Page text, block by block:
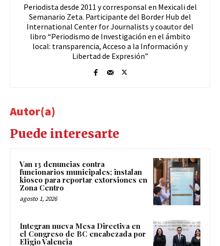
Periodista desde 2011 y corresponsal en Mexicali del
Semanario Zeta. Participante del Border Hub del
International Center for Journalists y coautor del
libro “Periodismo de Investigación en el ámbito
local: transparencia, Acceso a la Información y
Libertad de Expresión”
Autor(a)
Puede interesarte
Van 13 denuncias contra
funcionarios municipales; instalan
kiosco para reportar extorsiones en
Zona Centro
agosto 1, 2026
Integran nueva Mesa Directiva en
el Congreso de BC encabezada por
Eligio Valencia